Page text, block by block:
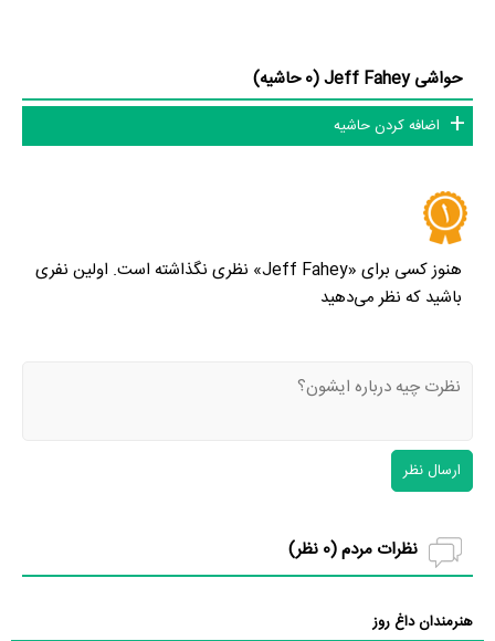
حواشی Jeff Fahey (0 حاشیه)
اضافه کردن حاشیه
هنوز کسی برای «Jeff Fahey» نظری نگذاشته است. اولین نفری
باشید که نظر می‌دهید
ارسال نظر
نظرات مردم (0 نظر)
هنرمندان داغ روز